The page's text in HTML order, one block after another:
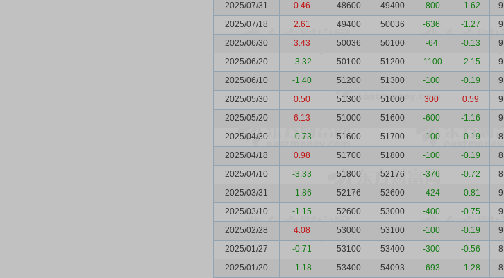
2025/07/31
0.46 48600 49400 -800 -1.62
2025/07/18
2.61 49400 50036 -636 -1.27
2025/06/30
3.43 50036 50100 -64 -0.13
2025/06/20
-3.32 50100 51200 -1100 -2.15
2025/06/10
-1.40 51200 51300 -100 -0.19
2025/05/30
0.50 51300 51000 300 0.59
2025/05/20
6.13 51000 51600 -600 -1.16
2025/04/30
-0.73 51600 51700 -100 -0.19
2025/04/18
0.98 51700 51800 -100 -0.19
2025/04/10
-3.33 51800 52176 -376 -0.72
2025/03/31
-1.86 52176 52600 -424 -0.81
2025/03/10
-1.15 52600 53000 -400 -0.75
2025/02/28
4.08 53000 53100 -100 -0.19
2025/01/27
-0.71 53100 53400 -300 -0.56
2025/01/20
-1.18 53400 54093 -693 -1.28